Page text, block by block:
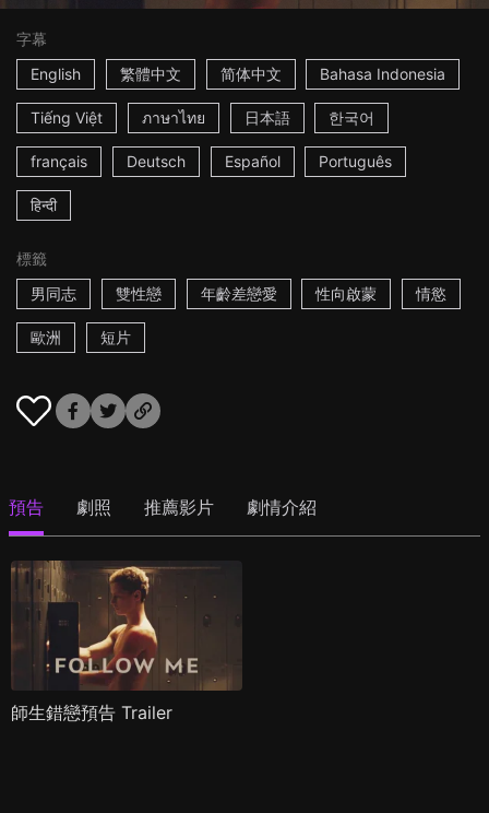
字幕
English
繁體中文 简体中文 Bahasa Indonesia
Tiếng Việt ภาษาไทย 日本語 한국어
français Deutsch Español Português
हिन्दी
標籤
男同志
雙性戀 年齡差戀愛 性向啟蒙 情慾
歐洲 短片
預告 劇照 推薦影片 劇情介紹
師生錯戀預告 Trailer